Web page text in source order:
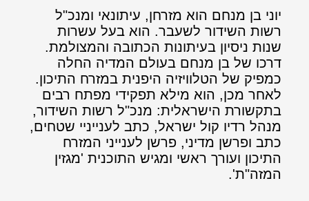
יוני בן מנחם הוא מזרחן, עיתונאי ומנכ"ל
רשות השידור לשעבר. הוא בעל עשרות
שנות ניסיון בעיתונות הכתובה והמצולמת.
דרכו של בן מנחם בעולם המדיה החלה
כמפיק של הטלוויזיה היפנית במזרח התיכון.
לאחר מכן, הוא מילא תפקידי מפתח רבים
בתקשורת הישראלית: מנכ"ל רשות השידור,
מנהל רדיו קול ישראל, כתב לענייניי שטחים,
כתב ופרשן מדיני, פרשן לענייני המזרח
התיכון ועורך ראשי ומגיש התוכנית 'מגזין
המזה"ת'.